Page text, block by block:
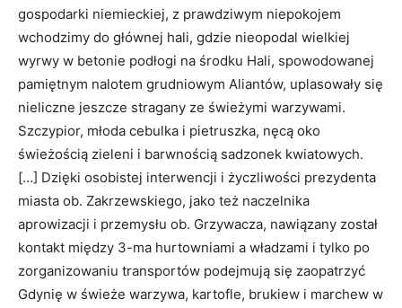
gospodarki niemieckiej, z prawdziwym niepokojem
wchodzimy do głównej hali, gdzie nieopodal wielkiej
wyrwy w betonie podłogi na środku Hali, spowodowanej
pamiętnym nalotem grudniowym Aliantów, uplasowały się
nieliczne jeszcze stragany ze świeżymi warzywami.
Szczypior, młoda cebulka i pietruszka, nęcą oko
świeżością zieleni i barwnością sadzonek kwiatowych.
[…] Dzięki osobistej interwencji i życzliwości prezydenta
miasta ob. Zakrzewskiego, jako też naczelnika
aprowizacji i przemysłu ob. Grzywacza, nawiązany został
kontakt między 3-ma hurtowniami a władzami i tylko po
zorganizowaniu transportów podejmują się zaopatrzyć
Gdynię w świeże warzywa, kartofle, brukiew i marchew w